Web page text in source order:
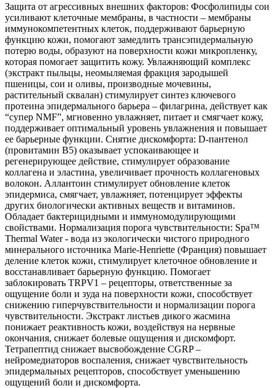
Защита от агрессивных внешних факторов: Фосфолипиды сои
усиливают клеточные мембраны, в частности – мембраны
иммунокомпетентных клеток, поддерживают барьерную
функцию кожи, помогают замедлить трансэпидермальную
потерю воды, образуют на поверхности кожи микропленку,
которая помогает защитить кожу. Увлажняющий комплекс
(экстракт пыльцы, неомыляемая фракция зародышей
пшеницы, сои и оливы, производные мочевины,
растительный сквалан) стимулирует синтез ключевого
протеина эпидермального барьера – филагрина, действует как
“супер NMF”, мгновенно увлажняет, питает и смягчает кожу,
поддерживает оптимальный уровень увлажнения и повышает
ее барьерные функции. Снятие дискомфорта: D-пантенол
(провитамин B5) оказывает успокаивающее и
регенерирующее действие, стимулирует образование
коллагена и эластина, увеличивает прочность коллагеновых
волокон. Аллантоин стимулирует обновление клеток
эпидермиса, смягчает, увлажняет, потенцирует эффекты
других биологически активных веществ и витаминов.
Обладает бактерицидными и иммуномодулирующими
свойствами. Нормализация порога чувствительности: Spa™
Thermal Water - вода из экологически чистого природного
минерального источника Marie-Henriette (Франция) повышает
деление клеток кожи, стимулирует клеточное обновление и
восстанавливает барьерную функцию. Помогает
заблокировать TRPV1 – рецепторы, ответственные за
ощущение боли и зуда на поверхности кожи, способствует
снижению гиперчувствительности и нормализации порога
чувствительности. Экстракт листьев дикого жасмина
понижает реактивность кожи, воздействуя на нервные
окончания, снижает болевые ощущения и дискомфорт.
Тетрапептид снижает высвобождение CGRP –
нейромедиаторов воспаления, снижает чувствительность
эпидермальных рецепторов, способствует уменьшению
ощущений боли и дискомфорта.